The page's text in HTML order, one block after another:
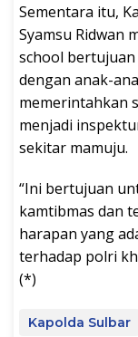
Sementara itu,
Syamsu Ridwan
school
dengan anak-
memerintahkan
menjadi
sekitar mamuju.
“Ini bertujuan
kamtibmas dan
harapan yang
terhadap polri
(*)
Kapolda Sulbar